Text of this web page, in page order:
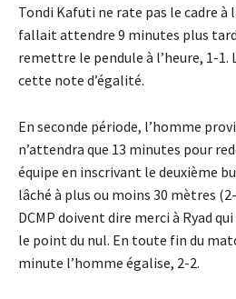
Tondi Kafuti ne rate pas le cadre à
fallait attendre 9 minutes plus
remettre le pendule à l’heure, 1-1.
cette note d’égalité.
En seconde période, l’homme
n’attendra que 13 minutes pour
équipe en inscrivant le deuxième
lâché à plus ou moins 30 mètres
DCMP doivent dire merci à Ryad
le point du nul. En toute fin du
minute l’homme égalise, 2-2.